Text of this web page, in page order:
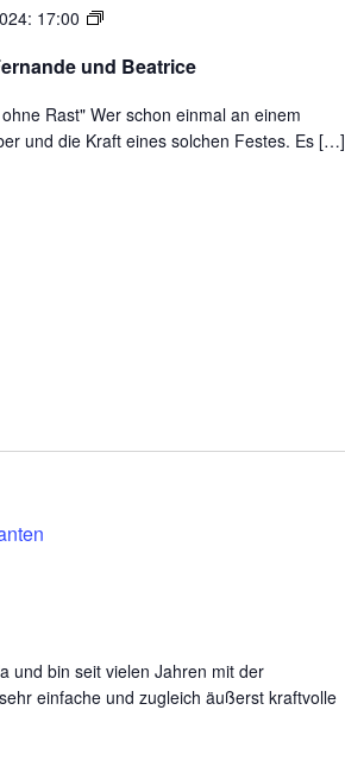
und Beatrice
17:00
Gemeinsam
vier
Sonnenfeste
feiern
Rast" Wer schon einmal an einem
und die Kraft eines solchen Festes. Es […]
und bin seit vielen Jahren mit der
einfache und zugleich äußerst kraftvolle